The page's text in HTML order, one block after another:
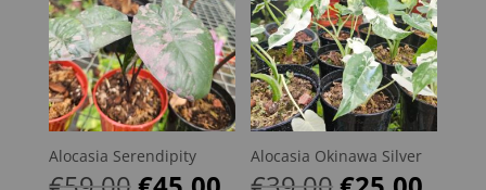
Alocasia Serendipity Alocasia Okinawa Silver